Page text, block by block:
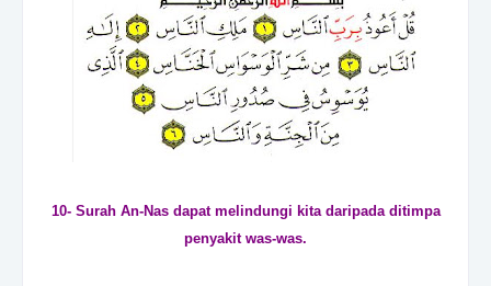
10- Surah An-Nas dapat melindungi kita daripada ditimpa
penyakit was-was.